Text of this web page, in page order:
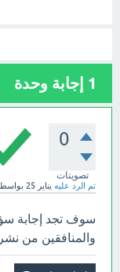
1 إجابة وحدة
0
تصويتات
تم الرد عليه يناير 25
سوف تجد إجابة
والمنافقين من